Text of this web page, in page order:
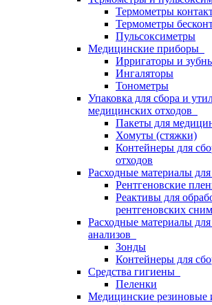
Термометры
Термометры
Пульсоксиметры
Медицинские приборы
Ирригаторы и
Ингаляторы
Тонометры
Упаковка для сбора и
медицинских отходов
Пакеты для
Хомуты (стяжки)
Контейнеры для
отходов
Расходные материалы
Рентгеновские
Реактивы для
рентгеновских
Расходные материалы
анализов
Зонды
Контейнеры для
Средства гигиены
Пеленки
Медицинские резиновые